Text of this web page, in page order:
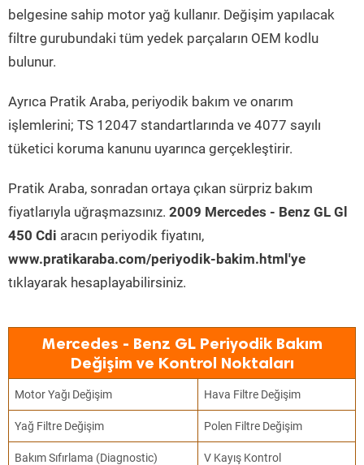
belgesine sahip motor yağ kullanır. Değişim yapılacak
filtre gurubundaki tüm yedek parçaların OEM kodlu
bulunur.
Ayrıca Pratik Araba, periyodik bakım ve onarım
işlemlerini; TS 12047 standartlarında ve 4077 sayılı
tüketici koruma kanunu uyarınca gerçekleştirir.
Pratik Araba, sonradan ortaya çıkan sürpriz bakım
fiyatlarıyla uğraşmazsınız. 2009 Mercedes - Benz GL Gl
450 Cdi aracın periyodik fiyatını,
www.pratikaraba.com/periyodik-bakim.html'ye
tıklayarak hesaplayabilirsiniz.
Mercedes - Benz GL Periyodik Bakım
Değişim ve Kontrol Noktaları
Motor Yağı Değişim Hava Filtre Değişim
Yağ Filtre Değişim Polen Filtre Değişim
Bakım Sıfırlama (Diagnostic) V Kayış Kontrol